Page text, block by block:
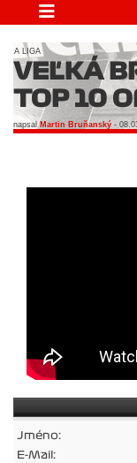
A LIGA
VEĽKÁ
TOP 10
napsalMartin Bruňanský -
Jméno:
E-Mail: